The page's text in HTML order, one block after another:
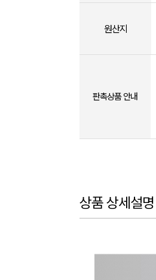
원산지
판촉상품 안내
상품 상세설명